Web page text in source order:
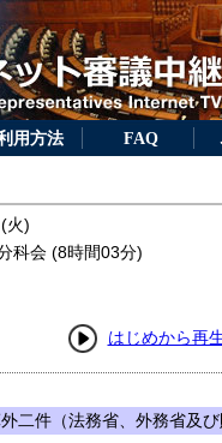
用方法 FAQ
火)
科会 (8時間03分)
はじめから再
二件（法務省、外務省及